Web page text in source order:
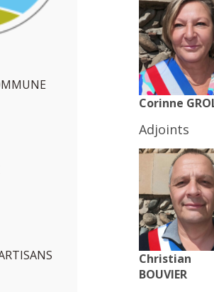
Corinne
Adjoints
Christian
BOUVIER